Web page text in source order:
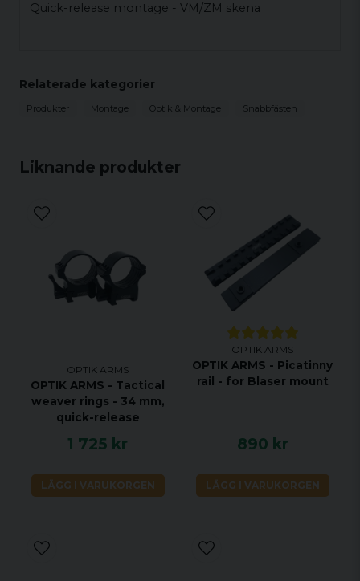
Liknande produkter
OPTIK ARMS
OPTIK ARMS - Tactical
weaver rings - 34 mm,
quick-release
1 725 kr
LÄGG I VARUKORGEN
OPTIK ARMS
OPTIK ARMS - Picatinny
rail - for Blaser mount
890 kr
LÄGG I VARUKORGEN
Quick-release montage - VM/ZM skena
Relaterade kategorier
Produkter Montage Optik & Montage Snabbfästen